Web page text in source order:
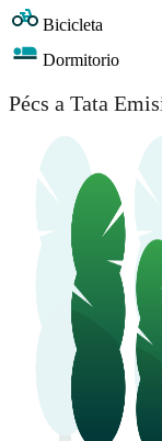
Bicicleta
Dormitorio
Pécs a Tata